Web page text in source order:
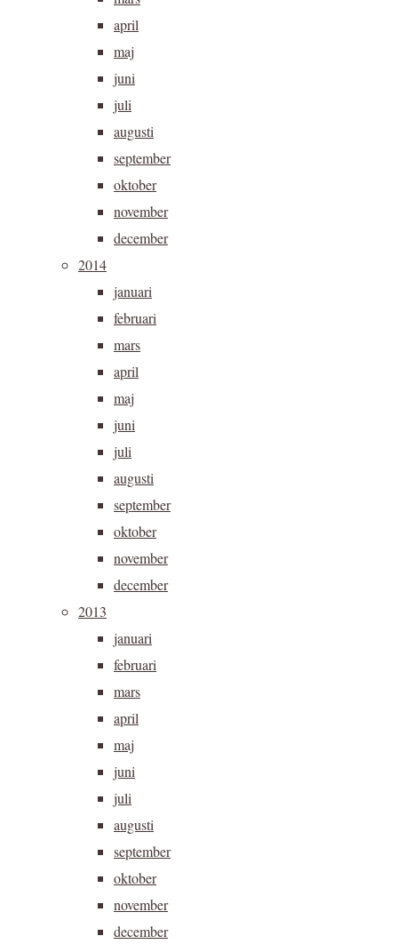
april
maj
juni
juli
augusti
september
oktober
november
december
2014
januari
februari
mars
april
maj
juni
juli
augusti
september
oktober
november
december
2013
januari
februari
mars
april
maj
juni
juli
augusti
september
oktober
november
december